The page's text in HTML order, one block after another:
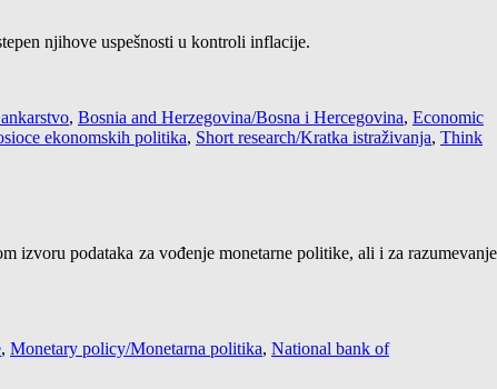
njihove uspešnosti u kontroli inflacije.
, Bosnia and Herzegovina/Bosna i Hercegovina, Economic
ekonomskih politika, Short research/Kratka istraživanja, Think
izvoru podataka za vođenje monetarne politike, ali i za razumevanje
, Monetary policy/Monetarna politika, National bank of